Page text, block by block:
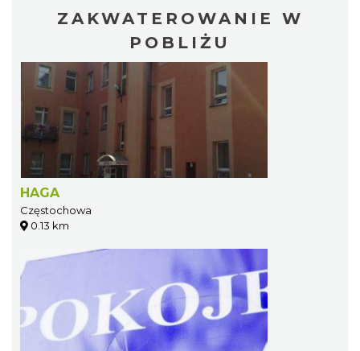
ZAKWATEROWANIE W
POBLIŻU
HAGA
Częstochowa
0.13 km